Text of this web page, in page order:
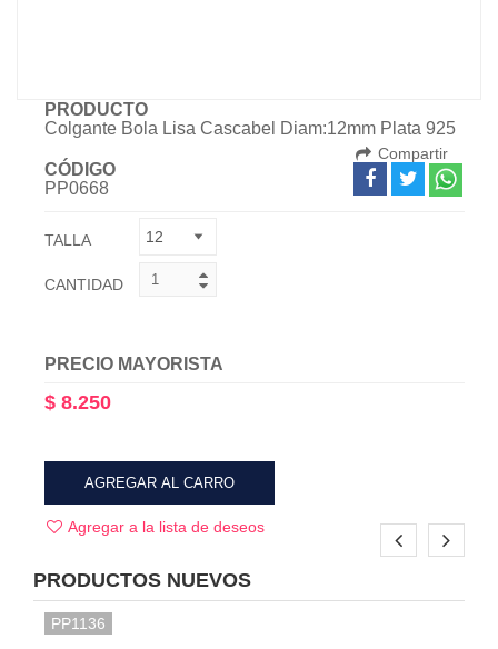
PRODUCTO
Colgante Bola Lisa Cascabel Diam:12mm Plata 925
CÓDIGO
PP0668
Compartir
TALLA
CANTIDAD
PRECIO MAYORISTA
$ 8.250
AGREGAR AL CARRO
Agregar a la lista de deseos
PRODUCTOS NUEVOS
PP1136